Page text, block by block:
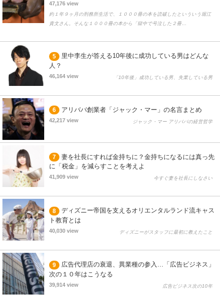
47,176 view
約１年９ヶ月の刑務所生活で、１０００冊の本を読破したといういう堀江
貴文さん。そんな１０００冊の本から「獄中で号泣した２冊…
5
里中李生が答える10年後に成功している男はどんな
人？
46,164 view 「10年後」成功している男、失業している男
6 アリババ創業者「ジャック・マー」の名言まとめ
42,217 view ジャック・マー アリババの経営哲学
7
妻を社長にすれば金持ちに？金持ちになるには真っ先
に「税金」を減らすことを考えよ
41,909 view 今すぐ妻を社長にしなさい
8
ディズニー帝国を支えるオリエンタルランド流キャス
ト教育とは
40,030 view ディズニーがスタッフに最初に教えたこと
9
広告代理店の衰退、異業種の参入…「広告ビジネス」
次の１０年はこうなる
39,914 view 広告ビジネス次の10年